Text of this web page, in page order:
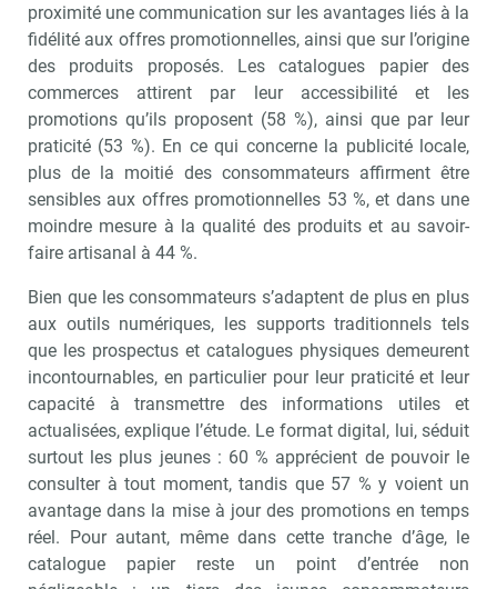
proximité une communication sur les avantages liés à la
fidélité aux offres promotionnelles, ainsi que sur l’origine
des produits proposés. Les catalogues papier des
commerces attirent par leur accessibilité et les
promotions qu’ils proposent (58 %), ainsi que par leur
praticité (53 %). En ce qui concerne la publicité locale,
plus de la moitié des consommateurs affirment être
sensibles aux offres promotionnelles 53 %, et dans une
moindre mesure à la qualité des produits et au savoir-
faire artisanal à 44 %.
Bien que les consommateurs s’adaptent de plus en plus
aux outils numériques, les supports traditionnels tels
que les prospectus et catalogues physiques demeurent
incontournables, en particulier pour leur praticité et leur
capacité à transmettre des informations utiles et
actualisées, explique l’étude. Le format digital, lui, séduit
surtout les plus jeunes : 60 % apprécient de pouvoir le
consulter à tout moment, tandis que 57 % y voient un
avantage dans la mise à jour des promotions en temps
réel. Pour autant, même dans cette tranche d’âge, le
catalogue papier reste un point d’entrée non